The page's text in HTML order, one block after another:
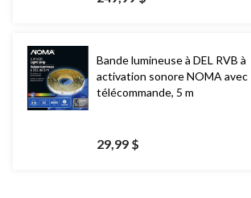
Bande lumineuse à DEL RVB à
activation sonore NOMA avec
télécommande, 5 m
29,99 $